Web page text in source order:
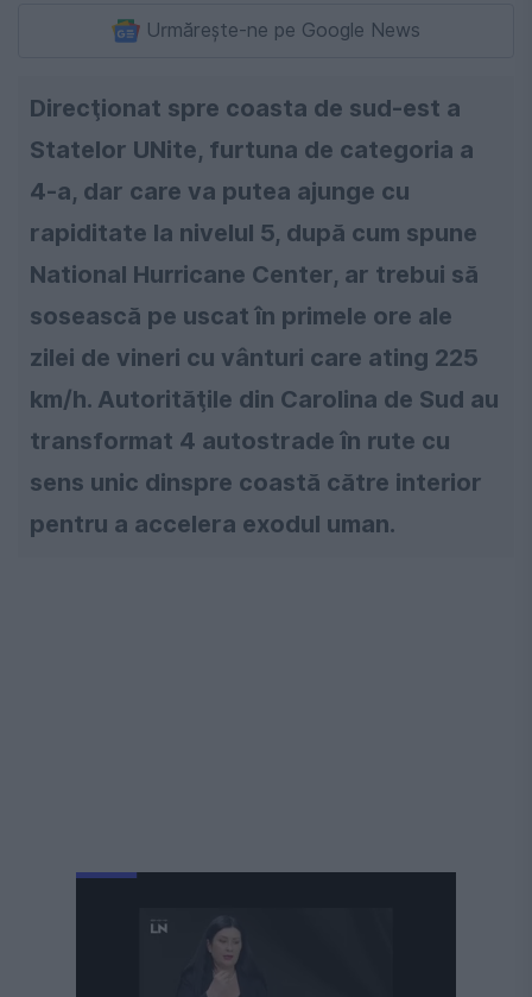
Urmărește-ne pe Google News
Direcţionat spre coasta de sud-est a
Statelor UNite, furtuna de categoria a
4-a, dar care va putea ajunge cu
rapiditate la nivelul 5, după cum spune
National Hurricane Center, ar trebui să
sosească pe uscat în primele ore ale
zilei de vineri cu vânturi care ating 225
km/h. Autorităţile din Carolina de Sud au
transformat 4 autostrade în rute cu
sens unic dinspre coastă către interior
pentru a accelera exodul uman.